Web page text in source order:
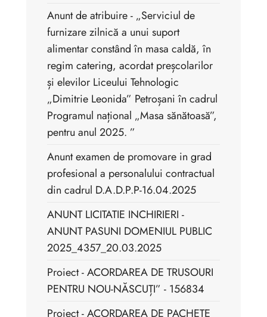
Anunt de atribuire - „Serviciul de
furnizare zilnică a unui suport
alimentar constând în masa caldă, în
regim catering, acordat preșcolarilor
și elevilor Liceului Tehnologic
„Dimitrie Leonida” Petroșani în cadrul
Programul național „Masa sănătoasă”,
pentru anul 2025. ”
Anunt examen de promovare in grad
profesional a personalului contractual
din cadrul D.A.D.P.P-16.04.2025
ANUNT LICITATIE INCHIRIERI -
ANUNT PASUNI DOMENIUL PUBLIC
2025_4357_20.03.2025
Proiect - ACORDAREA DE TRUSOURI
PENTRU NOU-NĂSCUȚI” - 156834
Proiect - ACORDAREA DE PACHETE